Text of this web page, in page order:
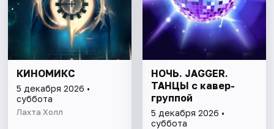
КИНОМИКС
5 декабря 2026 •
суббота
Лахта Холл
НОЧЬ. JAGGER.
ТАНЦЫ с кавер-
группой
5 декабря 2026 •
суббота